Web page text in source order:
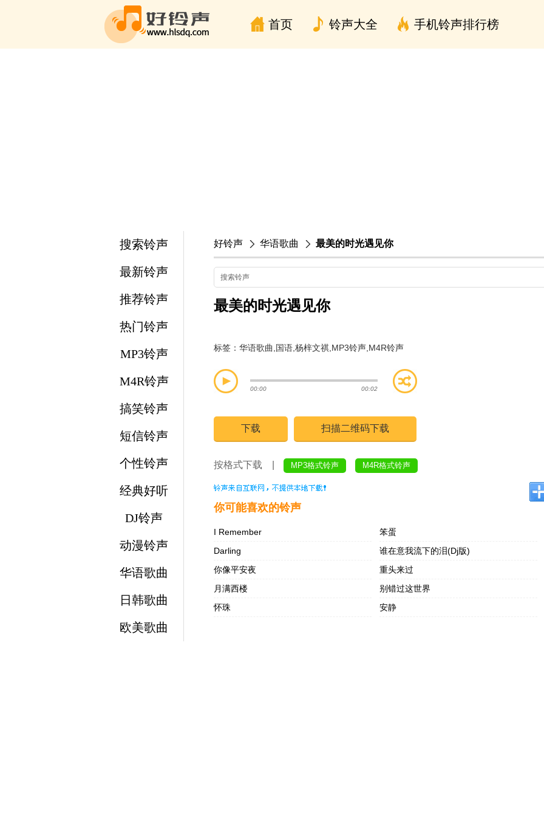
首页 铃声大全 手机铃声排行榜
搜索铃声
最新铃声
推荐铃声
热门铃声
MP3铃声
M4R铃声
搞笑铃声
短信铃声
个性铃声
经典好听
DJ铃声
动漫铃声
华语歌曲
日韩歌曲
欧美歌曲
好铃声 华语歌曲 最美的时光遇见你
最美的时光遇见你
标签： 华语歌曲 国语 杨梓文祺 MP3铃声 M4R铃声
00:00 00:02
下载 扫描二维码下载
按格式下载 | MP3格式铃声 M4R格式铃声
你可能喜欢的铃声
I Remember
笨蛋
Darling
谁在意我流下的泪(Dj版)
你像平安夜
重头来过
月满西楼
别错过这世界
怀珠
安静